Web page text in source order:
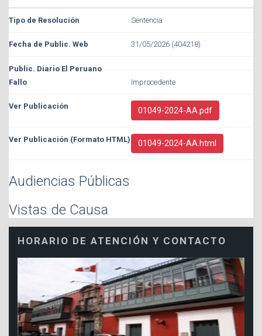
Sentencia
31/05/2026 (404218)
Improcedente
01049-2024-AA.pdf
01049-2024-AA.html
Audiencias Públicas
Vistas de Causa
HORARIO DE ATENCIÓN Y CONTACTO